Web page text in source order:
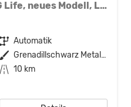
1.5 eTSI 110 kW Life DSG Life, neues Modell, LED, Kamera, Side, Winter, 17-Zoll
Getriebe Automatik
Außenfarbe
Grenadillschwarz Metallic
Kilometerstand 10 km